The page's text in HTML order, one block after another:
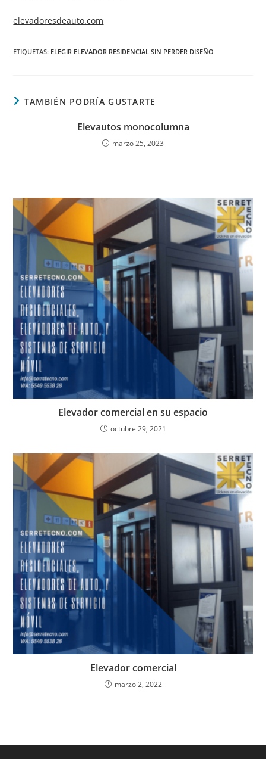
elevadoresdeauto.com
ETIQUETAS: ELEGIR ELEVADOR RESIDENCIAL SIN PERDER DISEÑO
TAMBIÉN PODRÍA GUSTARTE
Elevautos monocolumna
marzo 25, 2023
Elevador comercial en su espacio
octubre 29, 2021
Elevador comercial
marzo 2, 2022